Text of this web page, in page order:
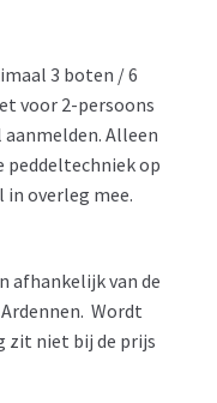
3 boten / 6
voor 2-persoons
Alleen
peddeltechniek op
overleg mee.
afhankelijk van de
Wordt
zit niet bij de prijs